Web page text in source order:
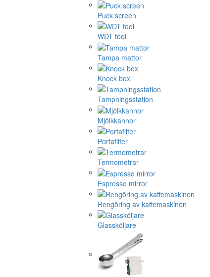
Puck screen
WDT tool
Tampa mattor
Knock box
Tampningsstation
Mjölkkannor
Portafilter
Termometrar
Espresso mirror
Rengöring av kaffemaskinen
Glassköljare